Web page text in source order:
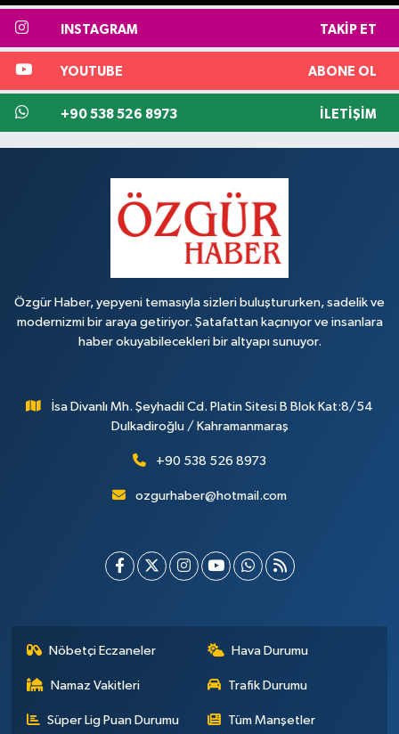
INSTAGRAM TAKIP ET
YOUTUBE ABONE OL
+90 538 526 8973 İLETIŞIM
Özgür Haber, yepyeni temasıyla sizleri buluştururken, sadelik ve
modernizmi bir araya getiriyor. Şatafattan kaçınıyor ve insanlara
haber okuyabilecekleri bir altyapı sunuyor.
İsa Divanlı Mh. Şeyhadil Cd. Platin Sitesi B Blok Kat:8/54
Dulkadiroğlu / Kahramanmaraş
+90 538 526 8973
ozgurhaber@hotmail.com
Nöbetçi Eczaneler Hava Durumu
Namaz Vakitleri Trafik Durumu
Süper Lig Puan Durumu
Tüm Manşetler